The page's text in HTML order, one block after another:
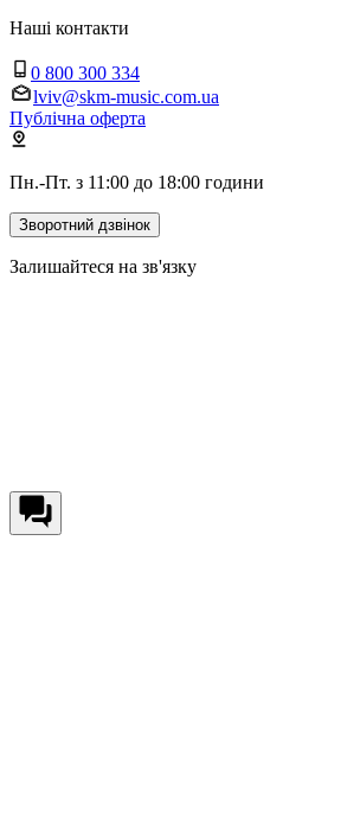
Наші контакти
0 800 300 334
lviv@skm-music.com.ua
Публічна оферта
Пн.-Пт. з 11:00 до 18:00 години
Зворотний дзвінок
Залишайтеся на зв'язку